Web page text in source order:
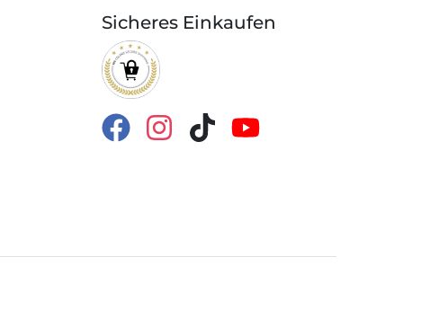
Sicheres Einkaufen